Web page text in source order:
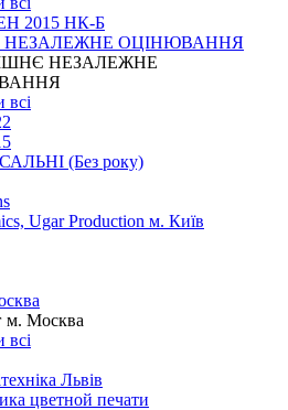
2015 НК-Б
НЕЗАЛЕЖНЕ ОЦІНЮВАННЯ
НЕЗАЛЕЖНЕ
всі
(Без року)
Ugar Production м. Київ
м. Москва
всі
Львів
цветной печати